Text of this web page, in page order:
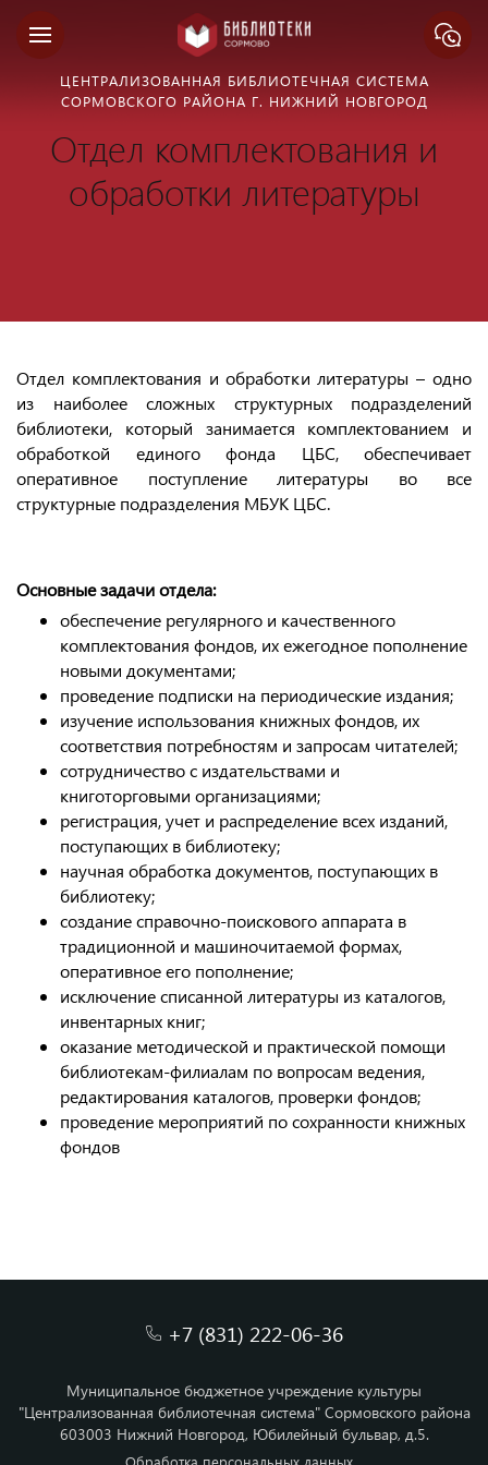
ЦЕНТРАЛИЗОВАННАЯ БИБЛИОТЕЧНАЯ СИСТЕМА
СОРМОВСКОГО РАЙОНА Г. НИЖНИЙ НОВГОРОД
Отдел комплектования и
обработки литературы
Отдел комплектования и обработки литературы – одно
из наиболее сложных структурных подразделений
библиотеки, который занимается комплектованием и
обработкой единого фонда ЦБС, обеспечивает
оперативное поступление литературы во все
структурные подразделения МБУК ЦБС.
Основные задачи отдела:
обеспечение регулярного и качественного
комплектования фондов, их ежегодное пополнение
новыми документами;
проведение подписки на периодические издания;
изучение использования книжных фондов, их
соответствия потребностям и запросам читателей;
сотрудничество с издательствами и
книготорговыми организациями;
регистрация, учет и распределение всех изданий,
поступающих в библиотеку;
научная обработка документов, поступающих в
библиотеку;
создание справочно-поискового аппарата в
традиционной и машиночитаемой формах,
оперативное его пополнение;
исключение списанной литературы из каталогов,
инвентарных книг;
оказание методической и практической помощи
библиотекам-филиалам по вопросам ведения,
редактирования каталогов, проверки фондов;
проведение мероприятий по сохранности книжных
фондов
+7 (831) 222-06-36
Муниципальное бюджетное учреждение культуры
"Централизованная библиотечная система" Сормовского района
603003 Нижний Новгород, Юбилейный бульвар, д.5.
Обработка персональных данных